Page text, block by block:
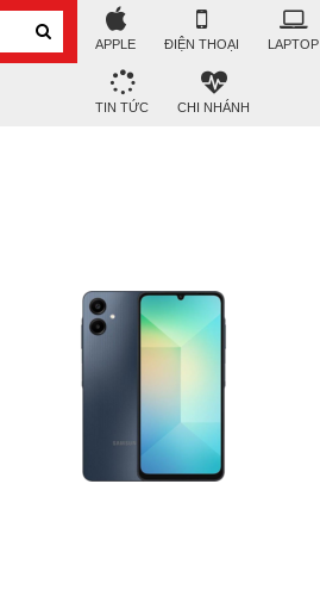
APPLE ĐIỆN THOẠI LAPTOP
TIN TỨC CHI NHÁNH